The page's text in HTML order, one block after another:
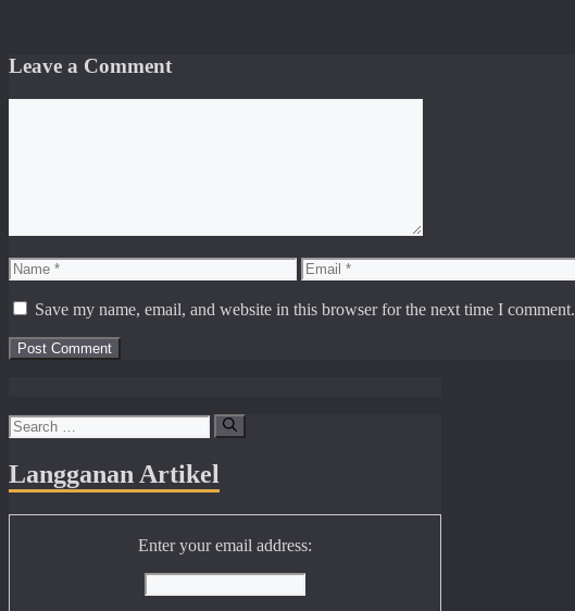
Leave a Comment
Name Email
Save my name, email, and website in this browser for the next time I comment.
Search
for:
Langganan Artikel
Enter your email address: